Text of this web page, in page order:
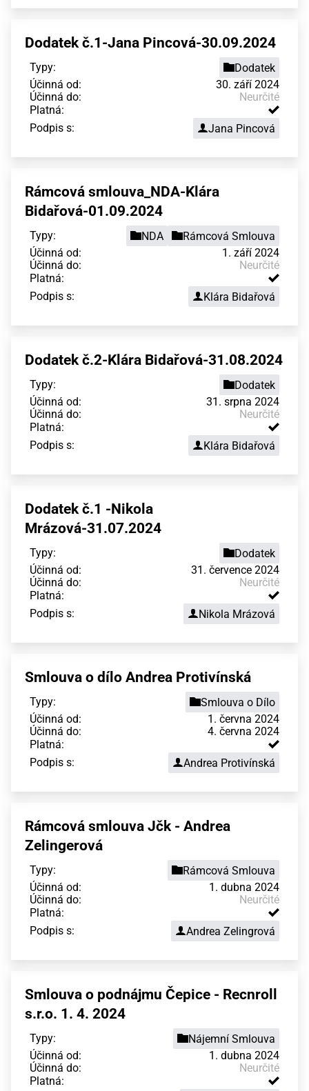
Dodatek č.1-Jana Pincová-30.09.2024
Typy:
Dodatek
Účinná od:
30. září 2024
Účinná do:
Neurčité
Platná:
Podpis s:
Jana Pincová
Rámcová smlouva_NDA-Klára
Bidařová-01.09.2024
Typy: NDA
Rámcová Smlouva
Účinná od:
1. září 2024
Účinná do:
Neurčité
Platná:
Podpis s:
Klára Bidařová
Dodatek č.2-Klára Bidařová-31.08.2024
Typy:
Dodatek
Účinná od:
31. srpna 2024
Účinná do:
Neurčité
Platná:
Podpis s:
Klára Bidařová
Dodatek č.1 -Nikola
Mrázová-31.07.2024
Typy:
Dodatek
Účinná od:
31. července 2024
Účinná do:
Neurčité
Platná:
Podpis s:
Nikola Mrázová
Smlouva o dílo Andrea Protivínská
Typy:
Smlouva o Dílo
Účinná od:
1. června 2024
Účinná do:
4. června 2024
Platná:
Podpis s:
Andrea Protivínská
Rámcová smlouva Jčk - Andrea
Zelingerová
Typy:
Rámcová Smlouva
Účinná od:
1. dubna 2024
Účinná do:
Neurčité
Platná:
Podpis s:
Andrea Zelingrová
Smlouva o podnájmu Čepice - Recnroll
s.r.o. 1. 4. 2024
Typy:
Nájemní Smlouva
Účinná od:
1. dubna 2024
Účinná do:
Neurčité
Platná: